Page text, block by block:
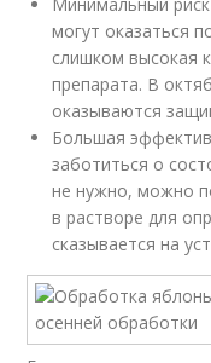
могут оказаться
слишком высокая
препарата. В
оказываются
Большая
заботиться о
не нужно, можно
в растворе для
сказывается на